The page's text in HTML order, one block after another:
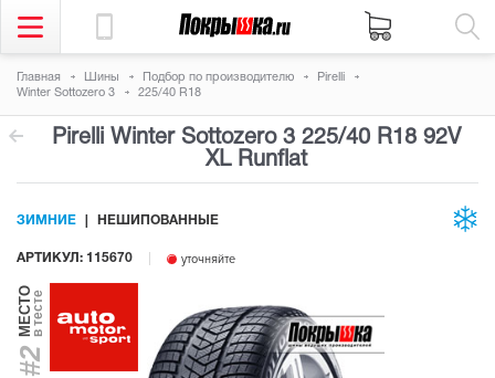
Главная Шины Подбор по производителю
Pirelli
Winter Sottozero 3
225/40 R18
Pirelli Winter Sottozero 3 225/40 R18 92V
XL Runflat
АРТИКУЛ: 115670 уточняйте
ЗИМНИЕ НЕШИПОВАННЫЕ
#2
МЕСТОв тесте